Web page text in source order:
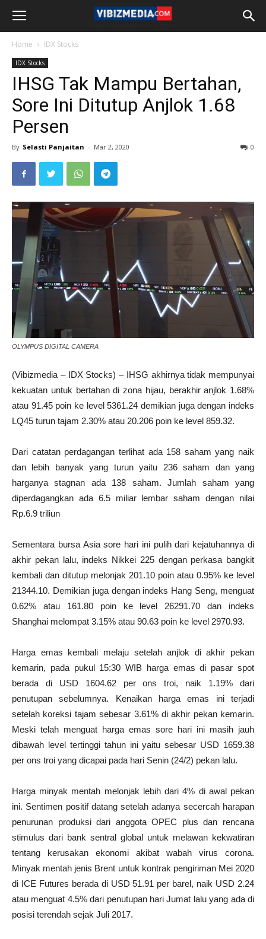
Home IDX Stocks
IDX Stocks
IHSG Tak Mampu Bertahan,
Sore Ini Ditutup Anjlok 1.68
Persen
By Selasti Panjaitan - Mar 2, 2020 0
OLYMPUS DIGITAL CAMERA
(Vibizmedia – IDX Stocks) – IHSG akhirnya tidak mempunyai
kekuatan untuk bertahan di zona hijau, berakhir anjlok 1.68%
atau 91.45 poin ke level 5361.24 demikian juga dengan indeks
LQ45 turun tajam 2.30% atau 20.206 poin ke level 859.32.
Dari catatan perdagangan terlihat ada 158 saham yang naik
dan lebih banyak yang turun yaitu 236 saham dan yang
harganya stagnan ada 138 saham. Jumlah saham yang
diperdagangkan ada 6.5 miliar lembar saham dengan nilai
Rp.6.9 triliun
Sementara bursa Asia sore hari ini pulih dari kejatuhannya di
akhir pekan lalu, indeks Nikkei 225 dengan perkasa bangkit
kembali dan ditutup melonjak 201.10 poin atau 0.95% ke level
21344.10. Demikian juga dengan indeks Hang Seng, menguat
0.62% atau 161.80 poin ke level 26291.70 dan indeks
Shanghai melompat 3.15% atau 90.63 poin ke level 2970.93.
Harga emas kembali melaju setelah anjlok di akhir pekan
kemarin, pada pukul 15:30 WIB harga emas di pasar spot
berada di USD 1604.62 per ons troi, naik 1.19% dari
penutupan sebelumnya. Kenaikan harga emas ini terjadi
setelah koreksi tajam sebesar 3.61% di akhir pekan kemarin.
Meski telah menguat harga emas sore hari ini masih jauh
dibawah level tertinggi tahun ini yaitu sebesar USD 1659.38
per ons troi yang dicapai pada hari Senin (24/2) pekan lalu.
Harga minyak mentah melonjak lebih dari 4% di awal pekan
ini. Sentimen positif datang setelah adanya secercah harapan
penurunan produksi dari anggota OPEC plus dan rencana
stimulus dari bank sentral global untuk melawan kekwatiran
tentang kerusakan ekonomi akibat wabah virus corona.
Minyak mentah jenis Brent untuk kontrak pengiriman Mei 2020
di ICE Futures berada di USD 51.91 per barel, naik USD 2.24
atau menguat 4.5% dari penutupan hari Jumat lalu yang ada di
posisi terendah sejak Juli 2017.